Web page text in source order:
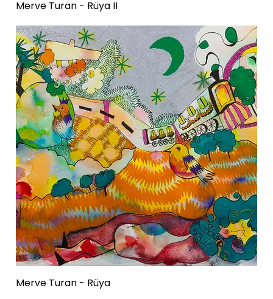
Merve Turan - Rüya II
Merve Turan - Rüya